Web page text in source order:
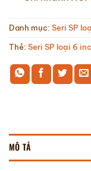
Danh mục: Seri SP
Thẻ: Seri SP loại 6
MÔ TẢ